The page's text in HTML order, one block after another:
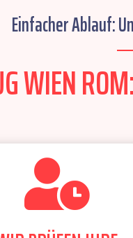
Einfacher Ablauf:
WIEN